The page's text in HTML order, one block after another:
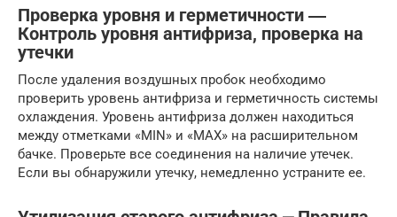
Проверка уровня и герметичности ―
Контроль уровня антифриза, проверка на
утечки
После удаления воздушных пробок необходимо
проверить уровень антифриза и герметичность системы
охлаждения. Уровень антифриза должен находиться
между отметками «MIN» и «MAX» на расширительном
бачке. Проверьте все соединения на наличие утечек.
Если вы обнаружили утечку, немедленно устраните ее.